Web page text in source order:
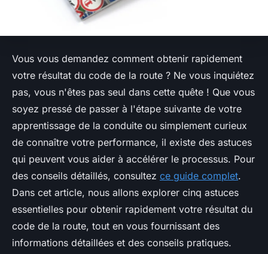
Vous vous demandez comment obtenir rapidement
votre résultat du code de la route ? Ne vous inquiétez
pas, vous n'êtes pas seul dans cette quête ! Que vous
soyez pressé de passer à l'étape suivante de votre
apprentissage de la conduite ou simplement curieux
de connaître votre performance, il existe des astuces
qui peuvent vous aider à accélérer le processus. Pour
des conseils détaillés, consultez ce guide complet.
Dans cet article, nous allons explorer cinq astuces
essentielles pour obtenir rapidement votre résultat du
code de la route, tout en vous fournissant des
informations détaillées et des conseils pratiques.